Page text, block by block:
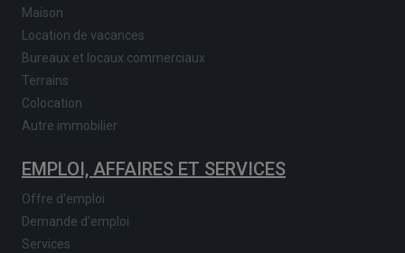
Maison
Location de vacances
Bureaux et locaux commerciaux
Terrains
Colocation
Autre immobilier
EMPLOI, AFFAIRES ET SERVICES
Offre d'emploi
Demande d'emploi
Services